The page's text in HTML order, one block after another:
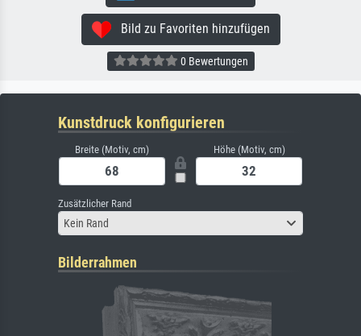
Bild zu Favoriten hinzufügen
0 Bewertungen
Kunstdruck konfigurieren
Breite (Motiv, cm) Höhe (Motiv, cm)
Zusätzlicher Rand
Kein Rand
Bilderrahmen